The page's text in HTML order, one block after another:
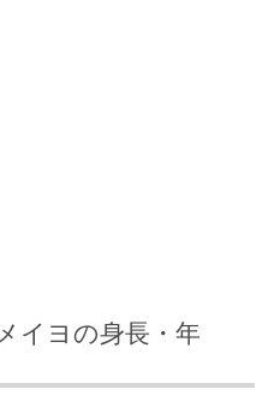
イヨの身長・年